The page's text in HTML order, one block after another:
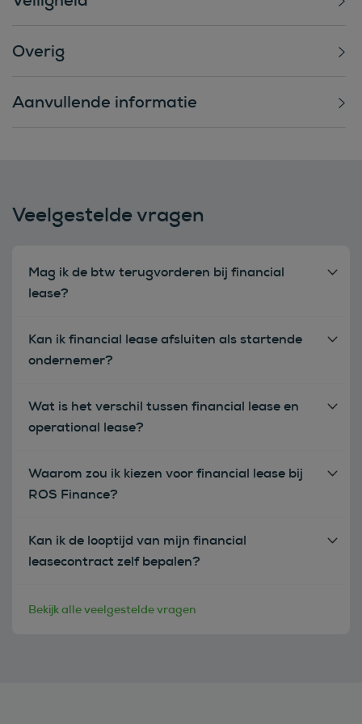
Overig
Aanvullende informatie
Veelgestelde vragen
Mag ik de btw terugvorderen bij financial
lease?
Kan ik financial lease afsluiten als startende
ondernemer?
Wat is het verschil tussen financial lease en
operational lease?
Waarom zou ik kiezen voor financial lease bij
ROS Finance?
Kan ik de looptijd van mijn financial
leasecontract zelf bepalen?
Bekijk alle veelgestelde vragen